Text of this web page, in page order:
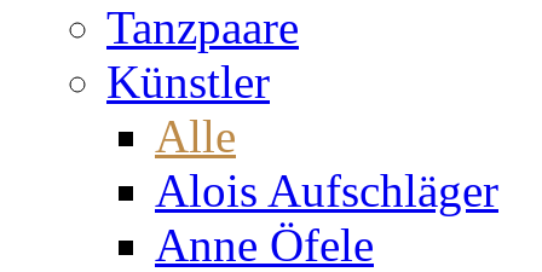
Tanzpaare
Künstler
Alle
Alois Aufschläger
Anne Öfele